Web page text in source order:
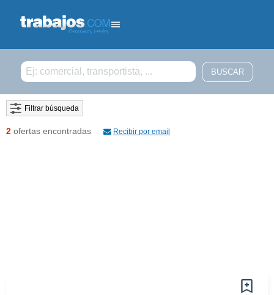
Filtrar búsqueda
2 ofertas encontradas Recibir por email